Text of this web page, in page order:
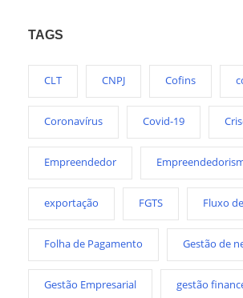
TAGS
CLT CNPJ Cofins
Coronavírus Covid-19
Empreendedor
exportação FGTS Fluxo
Folha de Pagamento Gestão de
Gestão Empresarial gestão